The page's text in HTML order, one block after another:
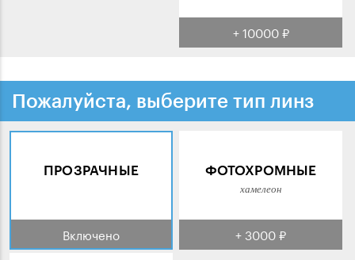
+ 10000 ₽
Пожалуйста, выберите тип линз
ПРОЗРАЧНЫЕ
Включено
ФОТОХРОМНЫЕ
хамелеон
+ 3000 ₽